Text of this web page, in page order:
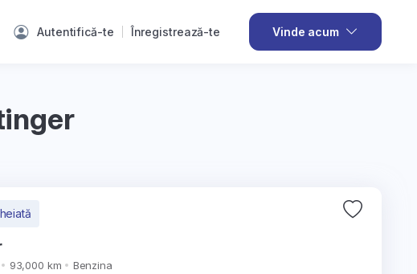
Autentifică-te Înregistrează-te Vinde acum
93,000 km
Benzina